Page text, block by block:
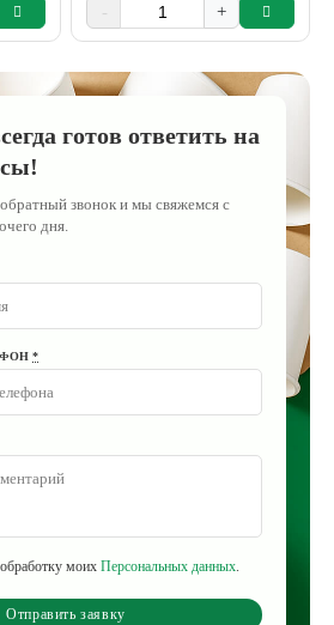
- +
готов ответить на
обратный звонок и мы свяжемся с
дня.
*
моих Персональных данных.
Отправить заявку